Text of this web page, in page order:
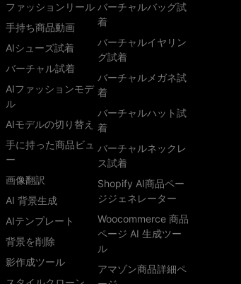
ファッションリール
手持ち商品動画
AIシューズ試着
バーチャル試着
AIファッションモデ
ル
AIモデルの切り替え
手に持った商品ビュ
ー
画像翻訳
AI 背景生成
AIテンプレート
背景を削除
影作成ツール
バーチャルバッグ試
着
バーチャルイヤリン
グ試着
バーチャルメガネ試
着
バーチャルハット試
着
バーチャルネックレ
ス試着
Shopify AI商品ペー
ジジェネレーター
Woocommerce 商品
ページ AI 生成ツー
ル
アマゾン商品詳細ペ